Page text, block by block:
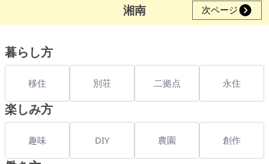
湘南 次ページ
暮らし方
移住 別荘 二拠点 永住
楽しみ方
趣味 DIY 農園 創作